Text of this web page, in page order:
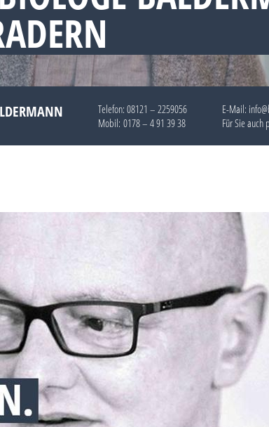
Telefon: 08121 – 2259056
Mobil: 0178 – 4 91 39 38
E-Mail:
Für Sie auch